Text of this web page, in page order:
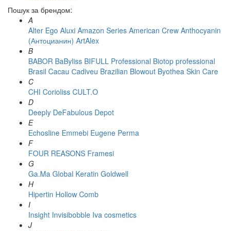
Пошук за брендом:
A
Alter Ego Aluxi Amazon Series American Crew Anthocyanin
(Антоцианин) ArtAlex
B
BABOR BaByliss BIFULL Professional Biotop professional
Brasil Cacau Сadiveu Brazilian Blowout Byothea Skin Care
C
CHI Corioliss CULT.O
D
Deeply DeFabulous Depot
E
Echosline Emmebi Eugene Perma
F
FOUR REASONS Framesi
G
Ga.Ma Global Keratin Goldwell
H
Hipertin Hollow Comb
I
Insight Invisibobble Iva cosmetics
J